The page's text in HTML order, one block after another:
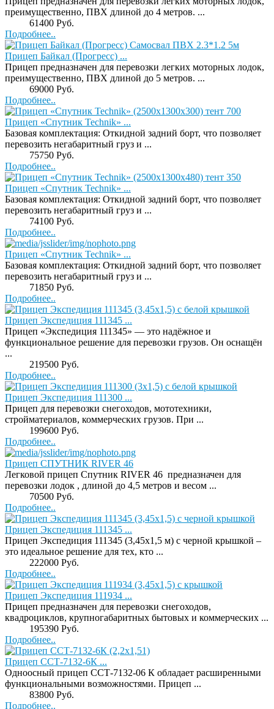
преимущественно, ПВХ длиной до 4 метров. ...
61400 Руб.
Подробнее..
Прицеп Байкал (Прогресс) ...
Прицеп предназначен для перевозки легких моторных лодок,
преимущественно, ПВХ длиной до 5 метров. ...
69000 Руб.
Подробнее..
Прицеп «Спутник Technik» ...
Базовая комплектация: Откидной задний борт, что позволяет
перевозить негабаритный груз и ...
75750 Руб.
Подробнее..
Прицеп «Спутник Technik» ...
Базовая комплектация: Откидной задний борт, что позволяет
перевозить негабаритный груз и ...
74100 Руб.
Подробнее..
Прицеп «Спутник Technik» ...
Базовая комплектация: Откидной задний борт, что позволяет
перевозить негабаритный груз и ...
71850 Руб.
Подробнее..
Прицеп Экспедиция 111345 ...
Прицеп «Экспедиция 111345» — это надёжное и
функциональное решение для перевозки грузов. Он оснащён
...
219500 Руб.
Подробнее..
Прицеп Экспедиция 111300 ...
Прицеп для перевозки снегоходов, мототехники,
стройматериалов, коммерческих грузов. При ...
199600 Руб.
Подробнее..
Прицеп СПУТНИК RIVER 46
Легковой прицеп Спутник RIVER 46 предназначен для
перевозки лодок , длиной до 4,5 метров и весом ...
70500 Руб.
Подробнее..
Прицеп Экспедиция 111345 ...
Прицеп Экспедиция 111345 (3,45х1,5 м) с черной крышкой –
это идеальное решение для тех, кто ...
222000 Руб.
Подробнее..
Прицеп Экспедиция 111934 ...
Прицеп предназначен для перевозки снегоходов,
квадроциклов, крупногабаритных бытовых и коммерческих ...
195390 Руб.
Подробнее..
Прицеп ССТ-7132-6К ...
Одноосный прицеп ССТ-7132-06 К обладает расширенными
функциональными возможностями. Прицеп ...
83800 Руб.
Подробнее..